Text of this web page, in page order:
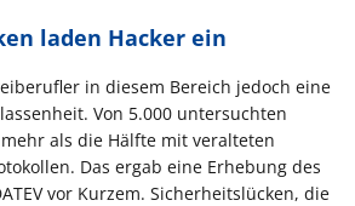
laden Hacker ein
in diesem Bereich jedoch eine
Von 5.000 untersuchten
als die Hälfte mit veralteten
Das ergab eine Erhebung des
vor Kurzem. Sicherheitslücken, die